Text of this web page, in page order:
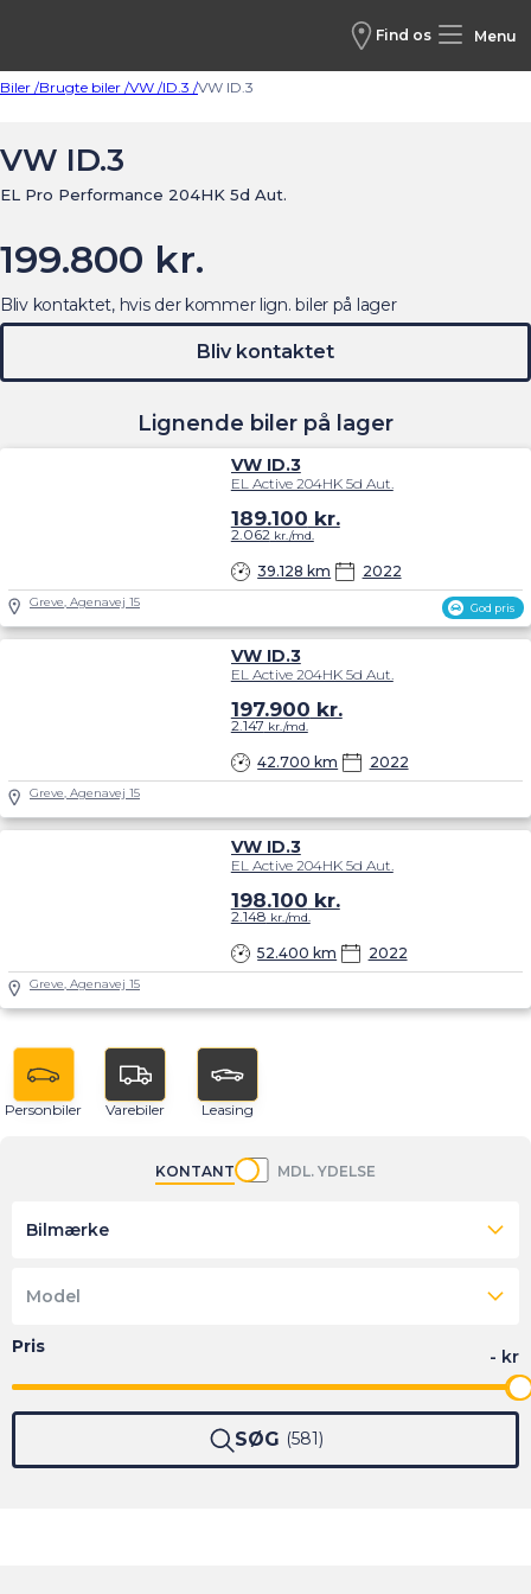
Find os Menu
Biler /Brugte biler /VW /ID.3 /VW ID.3
VW ID.3
EL Pro Performance 204HK 5d Aut.
199.800 kr.
Lignende biler på lager
God pris
VW ID.3
EL Active 204HK 5d Aut.
39.128 km 2022
189.100 kr.
2.062kr./md.
Greve, Agenavej 15
VW ID.3
EL Active 204HK 5d Aut.
42.700 km 2022
197.900 kr.
2.147 kr./md.
Greve, Agenavej 15
VW ID.3
EL Active 204HK 5d Aut.
52.400 km 2022
198.100 kr.
2.148 kr./md.
Greve, Agenavej 15
Bliv kontaktet, hvis der kommer lign. biler på lager
Bliv kontaktet
Personbiler Varebiler Leasing
KONTANT MDL. YDELSE
Bilmærke
Model
SØG 581